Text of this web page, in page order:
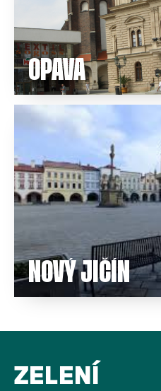
OPAVA
NOVÝ JIČÍN
ZELENÍ